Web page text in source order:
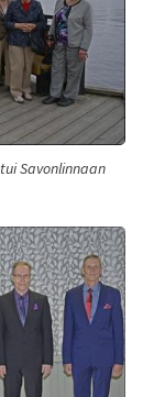
Savonlinnaan